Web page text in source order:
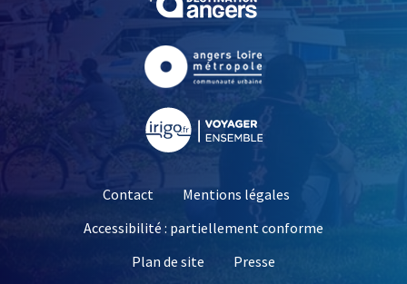
, Ouvre une nouvelle
Contact
Mentions légales
Accessibilité : partiellement conforme
Plan de site
Presse